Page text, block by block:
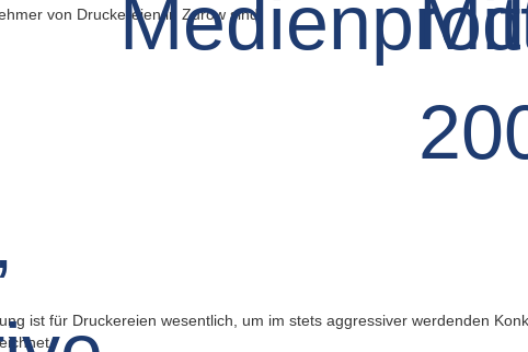
von Druckereien in Zurow sind:
ist für Druckereien wesentlich, um im stets aggressiver werdenden